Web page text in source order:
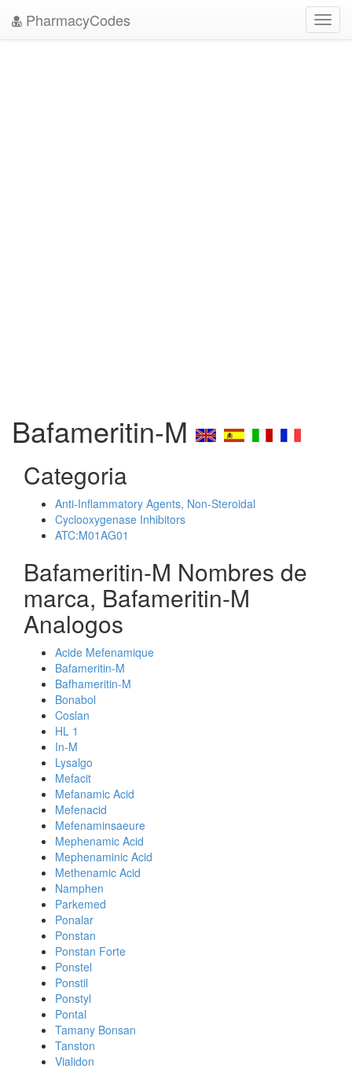
PharmacyCodes
Bafameritin-M
Categoria
Anti-Inflammatory Agents, Non-Steroidal
Cyclooxygenase Inhibitors
ATC:M01AG01
Bafameritin-M Nombres de
marca, Bafameritin-M
Analogos
Acide Mefenamique
Bafameritin-M
Bafhameritin-M
Bonabol
Coslan
HL 1
In-M
Lysalgo
Mefacit
Mefanamic Acid
Mefenacid
Mefenaminsaeure
Mephenamic Acid
Mephenaminic Acid
Methenamic Acid
Namphen
Parkemed
Ponalar
Ponstan
Ponstan Forte
Ponstel
Ponstil
Ponstyl
Pontal
Tamany Bonsan
Tanston
Vialidon